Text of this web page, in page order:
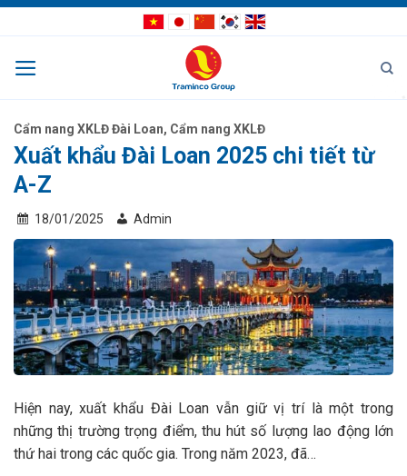
Bỏ
qua
dung
Cẩm nang XKLĐ Đài Loan, Cẩm nang XKLĐ
Xuất khẩu Đài Loan 2025 chi tiết từ
A-Z
18/01/2025 Admin
Hiện nay, xuất khẩu Đài Loan vẫn giữ vị trí là một trong
những thị trường trọng điểm, thu hút số lượng lao động lớn
thứ hai trong các quốc gia. Trong năm 2023, đã…